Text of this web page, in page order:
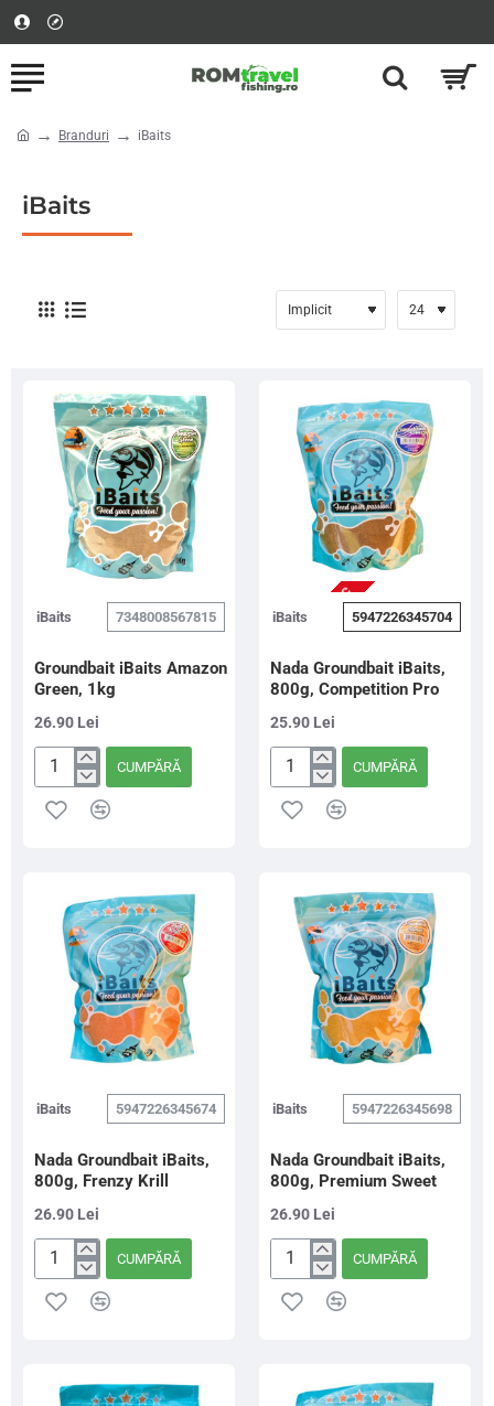
iBaits
Branduri iBaits
iBaits 7348008567815
Groundbait iBaits Amazon
Green, 1kg
26.90 Lei
Groundbait
Amazon
CUMPĂRĂ
NU ESTE IN STOC
iBaits 5947226345704
Nada Groundbait iBaits,
800g, Competition Pro
25.90 Lei
Nada
iBaits,
CUMPĂRĂ
iBaits 5947226345674
Nada Groundbait iBaits,
800g, Frenzy Krill
26.90 Lei
Nada
iBaits,
CUMPĂRĂ
iBaits 5947226345698
Nada Groundbait iBaits,
800g, Premium Sweet
26.90 Lei
Nada
iBaits,
CUMPĂRĂ